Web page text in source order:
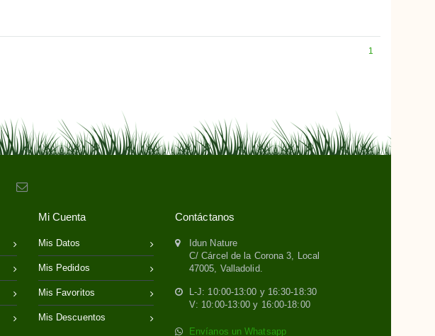
1
Mi Cuenta
Mis Datos
Mis Pedidos
Mis Favoritos
Mis Descuentos
Contáctanos
Idun Nature
C/ Cárcel de la Corona 3, Local
47005, Valladolid.
L-J: 10:00-13:00 y 16:30-18:30
V: 10:00-13:00 y 16:00-18:00
Envíanos un Whatsapp